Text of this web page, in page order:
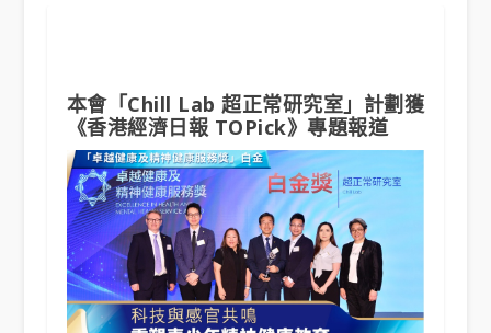
本會「Chill Lab 超正常研究室」計劃獲
《香港經濟日報 TOPick》專題報道